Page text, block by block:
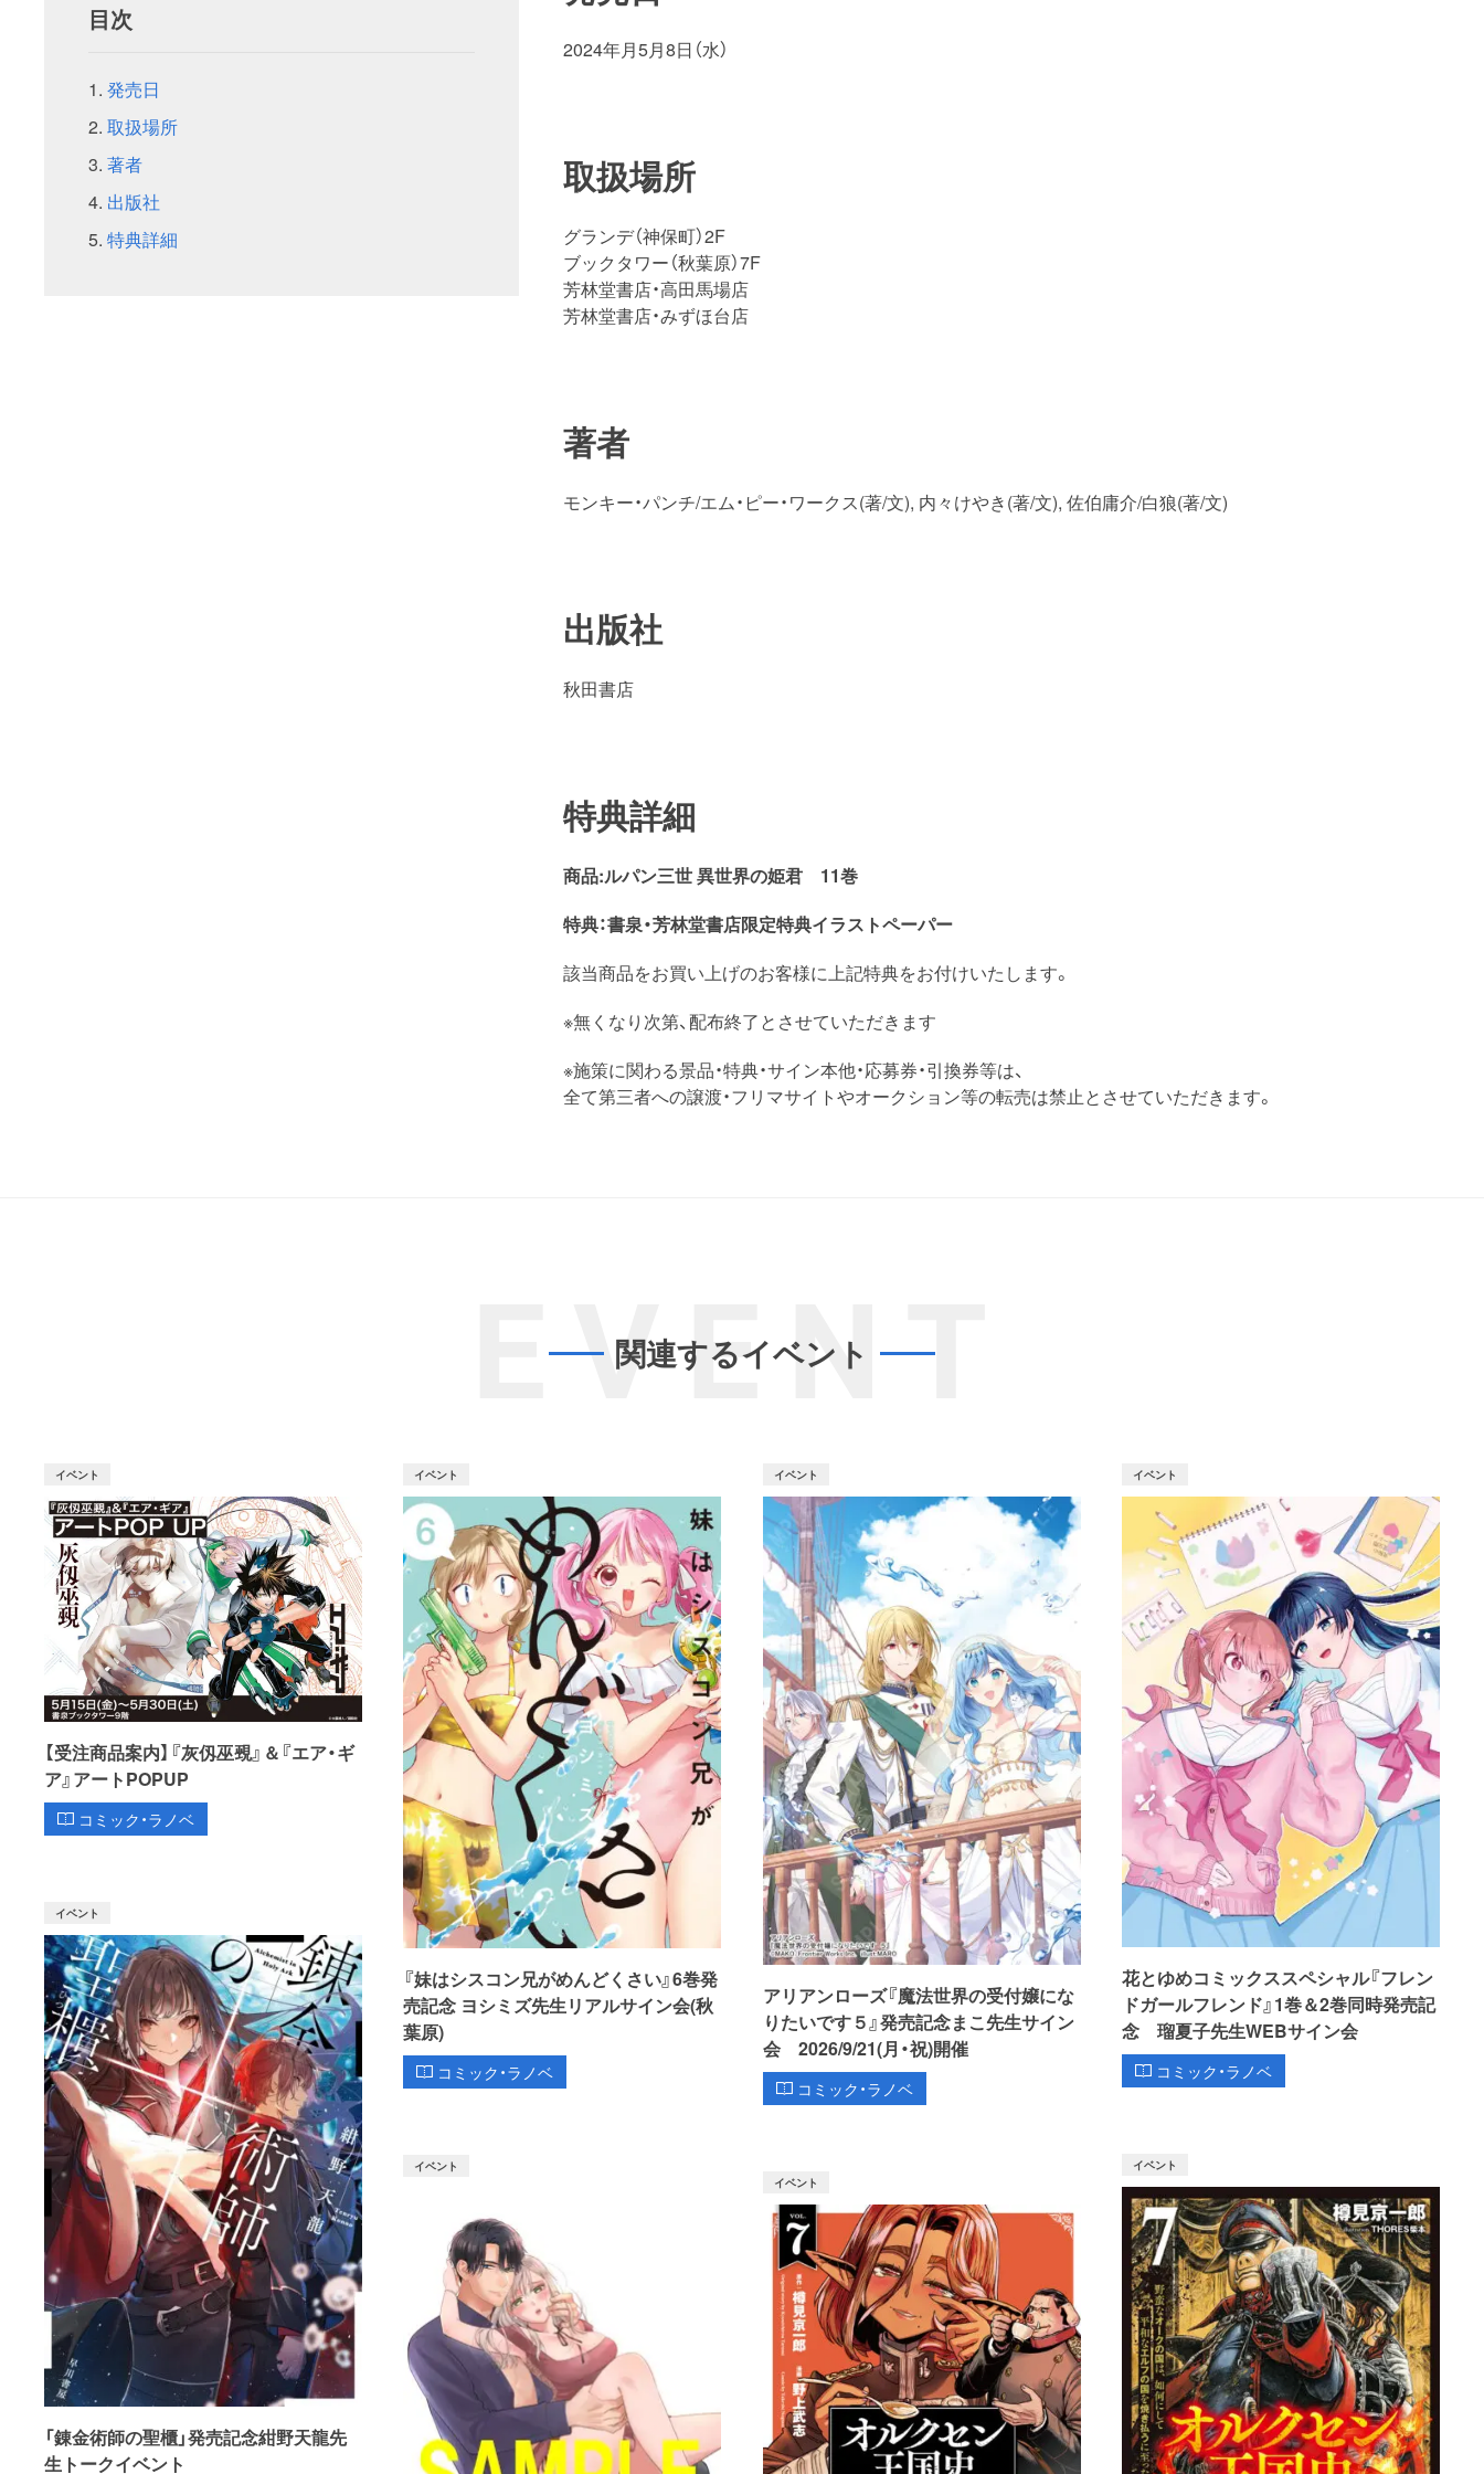
目次
発売日
取扱場所
著者
出版社
特典詳細
2024年月5月8日（水）
取扱場所
グランデ（神保町）2F
ブックタワー（秋葉原）7F
芳林堂書店・高田馬場店
芳林堂書店・みずほ台店
著者
モンキー・パンチ/エム・ピー・ワークス(著/文), 内々けやき(著/文), 佐伯庸介/白狼(著/文)
出版社
秋田書店
特典詳細
商品:ルパン三世 異世界の姫君 11巻
特典：書泉・芳林堂書店限定特典イラストペーパー
該当商品をお買い上げのお客様に上記特典をお付けいたします。
※無くなり次第、配布終了とさせていただきます
※施策に関わる景品・特典・サイン本他・応募券・引換券等は、
全て第三者への譲渡・フリマサイトやオークション等の転売は禁止とさせていただきます。
EVENT
関連するイベント
イベント
【受注商品案内】『灰仭巫覡』＆『エア・ギ
ア』アートPOPUP
コミック・ラノベ
イベント
『妹はシスコン兄がめんどくさい』6巻発
売記念 ヨシミズ先生リアルサイン会(秋
葉原)
コミック・ラノベ
イベント
アリアンローズ『魔法世界の受付嬢にな
りたいです５』発売記念まこ先生サイン
会 2026/9/21(月・祝)開催
コミック・ラノベ
イベント
花とゆめコミックススペシャル『フレン
ドガールフレンド』1巻＆2巻同時発売記
念 瑠夏子先生WEBサイン会
コミック・ラノベ
イベント
「錬金術師の聖櫃」発売記念紺野天龍先
生トークイベント
イベント
イベント
イベント